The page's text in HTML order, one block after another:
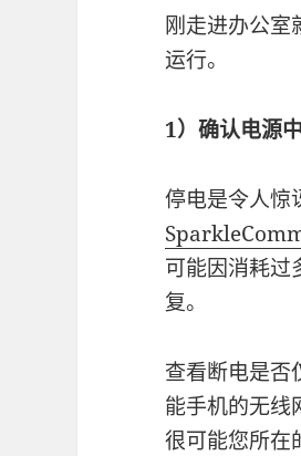
刚走进办公
运行。
1）确认电源中
停电是令人惊
可能因消耗过
复。
查看断电是否
能手机的无线
很可能您所在